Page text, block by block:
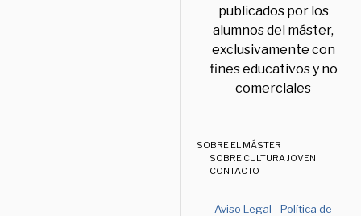
publicados por los
alumnos del máster,
exclusivamente con
fines educativos y no
comerciales
SOBRE EL MÁSTER
SOBRE CULTURA JOVEN
CONTACTO
Aviso Legal -Política de